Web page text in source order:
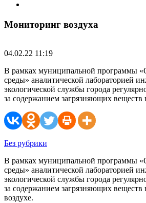
Мониторинг воздуха
04.02.22 11:19
В рамках муниципальной программы
среды» аналитической лабораторией
экологической службы города
за содержанием загрязняющих веществ
Без рубрики
В рамках муниципальной программы
среды» аналитической лабораторией
экологической службы города
за содержанием загрязняющих веществ
воздухе.